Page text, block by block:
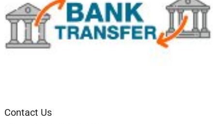
Contact Us